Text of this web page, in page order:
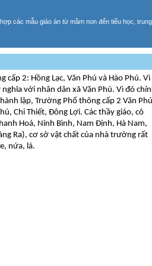
các mẫu giáo án từ mầm non đến tiểu học,
2: Hồng Lạc, Văn Phú và Hào Phú. Vì
với nhân dân xã Văn Phú. Vì đó
lập, Trường Phổ thông cấp 2 Văn Phú
Chi Thiết, Đông Lợi. Các thầy giáo, cô
Hoá, Ninh Bình, Nam Định, Hà Nam,
Ra), cơ sở vật chất của nhà trường rất
nứa, lá.